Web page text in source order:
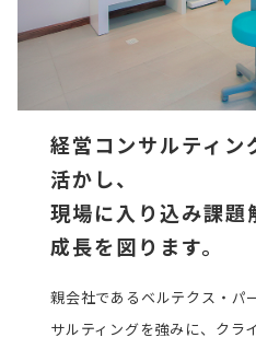
経営コンサルティン
活かし、
現場に入り込み課題
成長を図ります。
親会社であるベルテクス・パ
サルティングを強みに、クラ